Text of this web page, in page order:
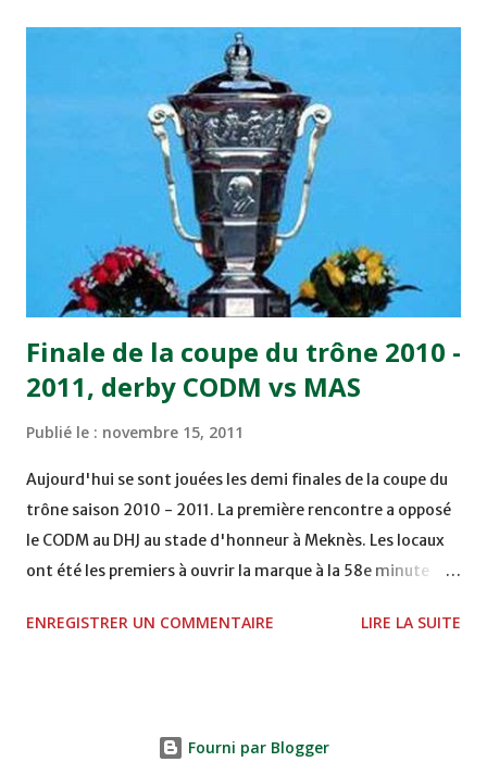
joueurs soussis, et ont réussi à mener au score à la dernière
minute du temps réglementaire grâce à un but de Mourad
Benchrifa. Son poursuivant direct le CRA de son coté a
chuté à domicile face à l'OCK sur le score de 0 - 2. La
bonne affaire de la semaine a été réalisée par le Moghreb
de Tetouan qui s'est hissé à la deuxième place après avoir
remporté trois précieux points sur la pelouse du complexe
Moulay Abdallah face aux FAR grâce à un but marqué par
Abdeladim Khadrouf à la 61e...
Finale de la coupe du trône 2010 -
2011, derby CODM vs MAS
Publié le : novembre 15, 2011
Aujourd'hui se sont jouées les demi finales de la coupe du
trône saison 2010 - 2011. La première rencontre a opposé
le CODM au DHJ au stade d'honneur à Meknès. Les locaux
ont été les premiers à ouvrir la marque à la 58e minute
réagi et ont failli égaliser sur pénalty à la 74e, mais
première division après plusieurs années passées loin des
ENREGISTRER UN COMMENTAIRE LIRE LA SUITE
Fourni par Blogger